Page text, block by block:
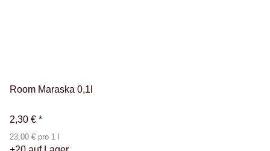
Room Maraska 0,1l
2,30 € *
23,00 € pro 1 l